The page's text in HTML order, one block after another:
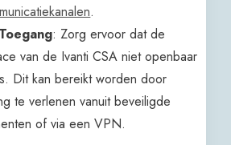
.
: Zorg ervoor dat de
van de Ivanti CSA niet openbaar
Dit kan bereikt worden door
te verlenen vanuit beveiligde
of via een VPN.